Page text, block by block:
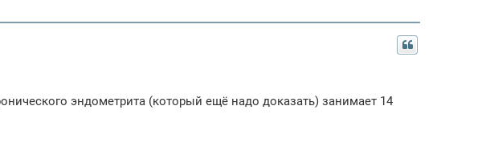
эндометрита (который ещё надо доказать) занимает 14